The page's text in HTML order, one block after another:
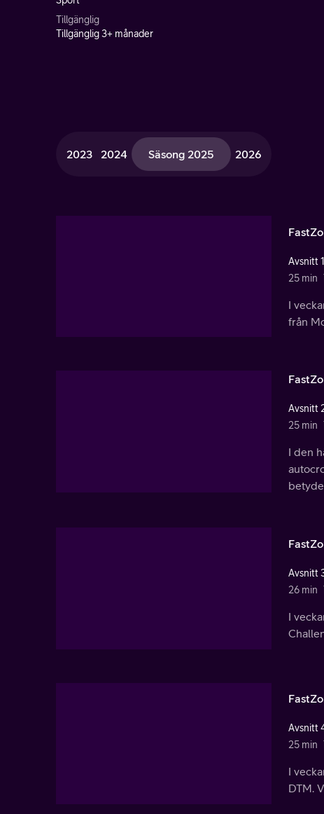
Tillgänglig
Tillgänglig 3+ månader
2023 2024 Säsong 2025 2026
Avsnitt 1
25 min
I
från
Avsnitt
25 min
I den
Avsnitt
26 min
I
Avsnitt
25 min
I
DTM.